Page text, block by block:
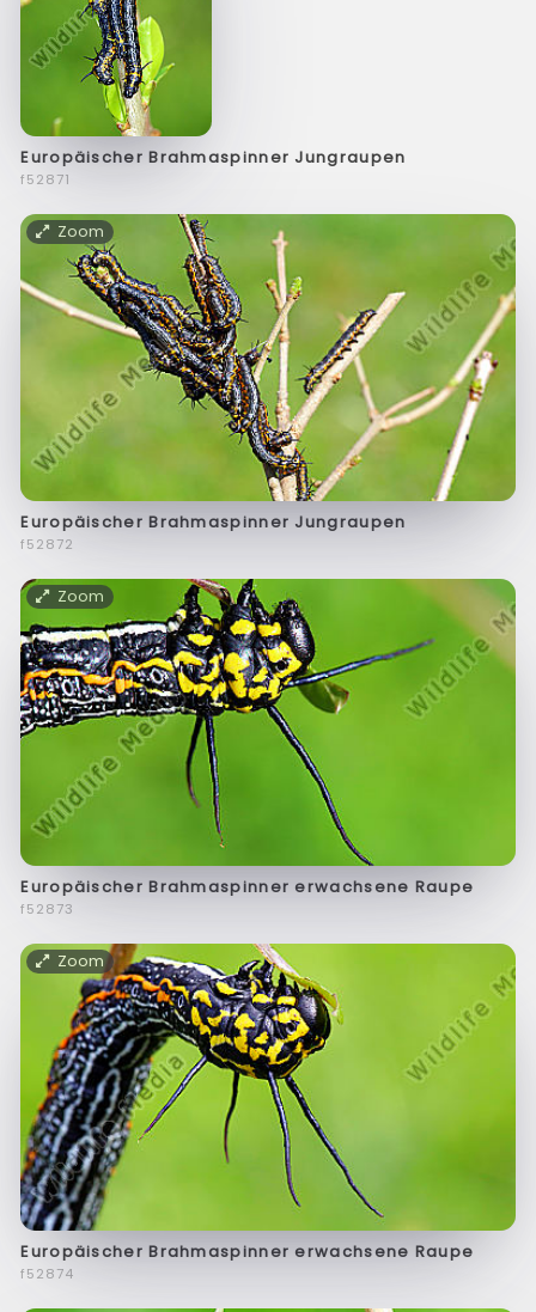
Europäischer Brahmaspinner Jungraupen
f52871
Zoom
Europäischer Brahmaspinner Jungraupen
f52872
Zoom
Europäischer Brahmaspinner erwachsene Raupe
f52873
Zoom
Europäischer Brahmaspinner erwachsene Raupe
f52874